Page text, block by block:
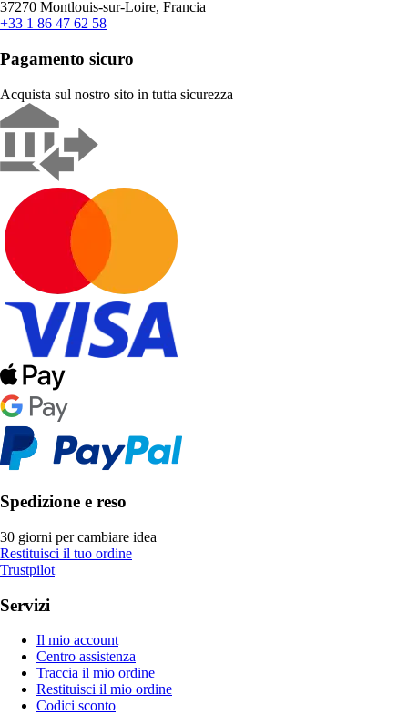
37270 Montlouis-sur-Loire, Francia
+33 1 86 47 62 58
Pagamento sicuro
Acquista sul nostro sito in tutta sicurezza
Spedizione e reso
30 giorni per cambiare idea
Restituisci il tuo ordine
Trustpilot
Servizi
Il mio account
Centro assistenza
Traccia il mio ordine
Restituisci il mio ordine
Codici sconto